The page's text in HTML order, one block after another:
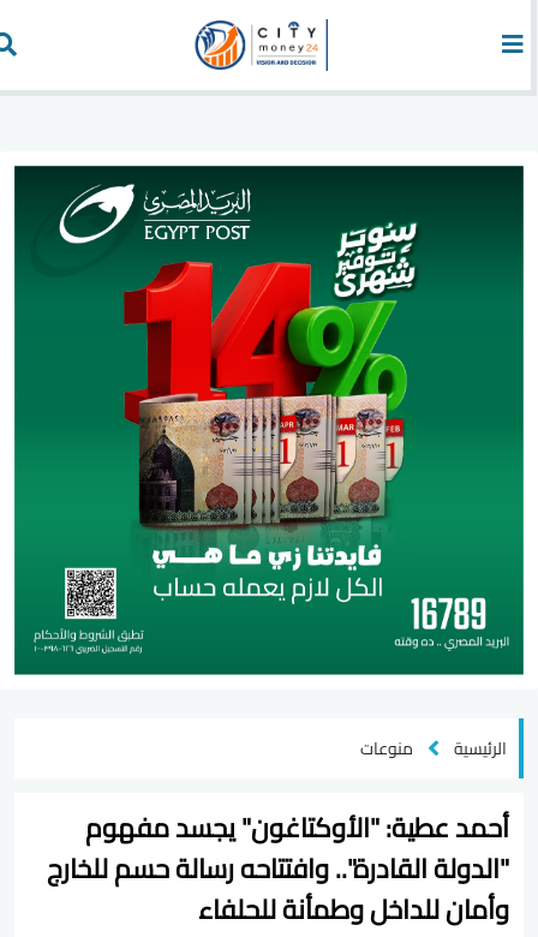
الرئيسية منوعات
أحمد عطية: "الأوكتاغون" يجسد مفهوم
"الدولة القادرة".. وافتتاحه رسالة حسم للخارج
وأمان للداخل وطمأنة للحلفاء